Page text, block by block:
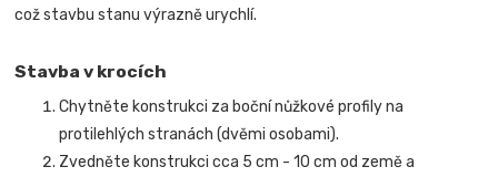
což stavbu stanu výrazně urychlí.
Stavba v krocích
Chytněte konstrukci za boční nůžkové profily na
protilehlých stranách (dvěmi osobami).
Zvedněte konstrukci cca 5 cm - 10 cm od země a